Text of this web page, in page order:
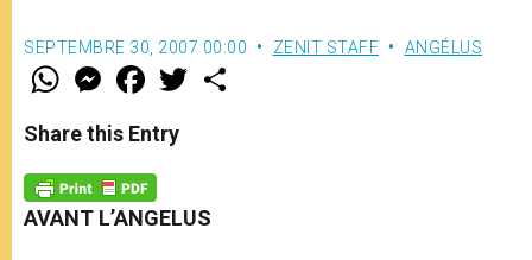
SEPTEMBRE 30, 2007 00:00 ZENIT STAFF ANGÉLUS
W
t
s
p
p
M
e
s
e
g
e
r
F
a
e
b
o
k
w
Share this Entry
AVANT L’ANGELUS